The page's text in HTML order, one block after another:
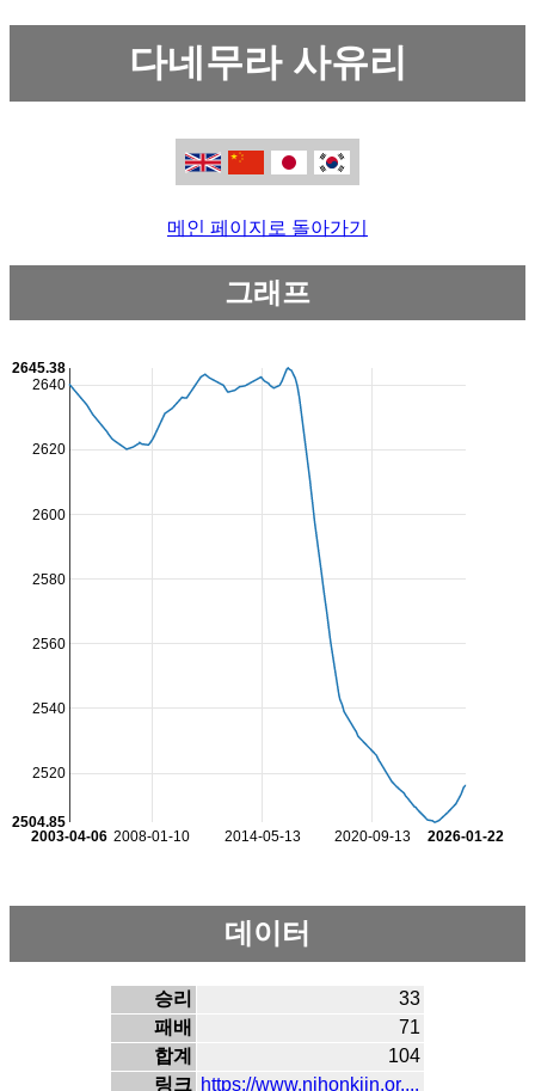
다네무라 사유리
메인 페이지로 돌아가기
그래프
2008-01-10 2014-05-13 2020-09-13
2003-04-06 2026-01-22
2520
2540
2560
2580
2600
2620
2640
2504.85
2645.38
데이터
승리
33
패배
71
합계
104
링크 https://www.nihonkiin.or....